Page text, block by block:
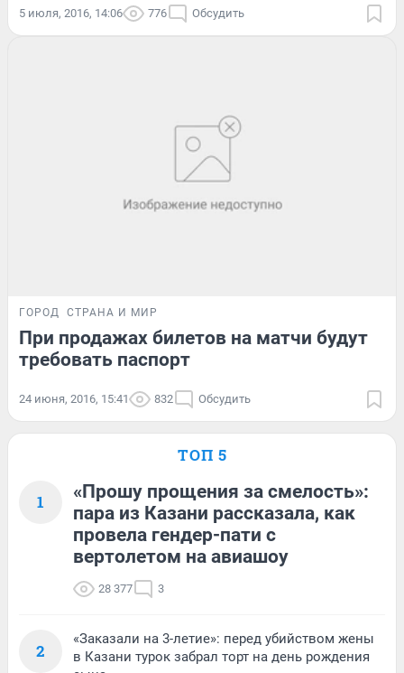
5 июля, 2016, 14:06 776 Обсудить
ГОРОД СТРАНА И МИР
При продажах билетов на матчи будут
требовать паспорт
24 июня, 2016, 15:41 832 Обсудить
ТОП 5
1
«Прошу прощения за смелость»:
пара из Казани рассказала, как
провела гендер-пати с
вертолетом на авиашоу
28 377 3
2
«Заказали на 3-летие»: перед убийством жены
в Казани турок забрал торт на день рождения